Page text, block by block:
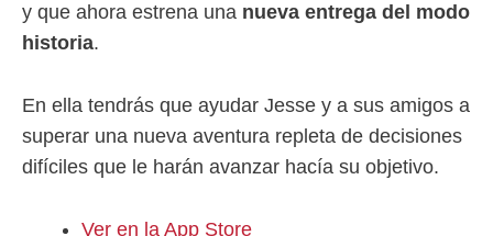
y que ahora estrena una nueva entrega del modo
historia.
En ella tendrás que ayudar Jesse y a sus amigos a
superar una nueva aventura repleta de decisiones
difíciles que le harán avanzar hacía su objetivo.
Ver en la App Store